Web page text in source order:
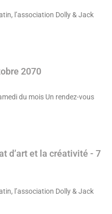
l’association Dolly & Jack
2070
du mois Un rendez-vous
d’art et la créativité - 7
l’association Dolly & Jack